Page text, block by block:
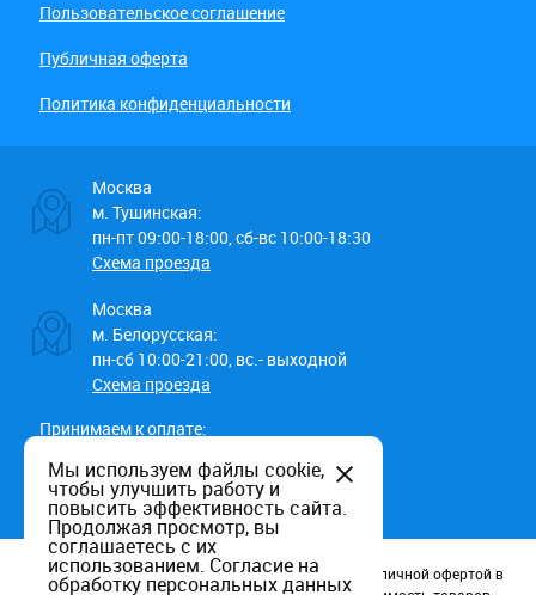
Пользовательское соглашение
Публичная оферта
Политика конфиденциальности
Москва
м. Тушинская:
пн-пт 09:00-18:00, сб-вс 10:00-18:30
Схема проезда
Москва
м. Белорусская:
пн-сб 10:00-21:00, вс.- выходной
Схема проезда
Принимаем к оплате:
Данный информационный ресурс не является публичной офертой в
Мы используем файлы cookie,
чтобы улучшить работу и
повысить эффективность сайта.
Продолжая просмотр, вы
соглашаетесь с их
использованием. Согласие на
обработку персональных данных